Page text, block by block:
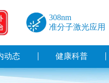
308nm
准分子激光应用
动态 健康科普